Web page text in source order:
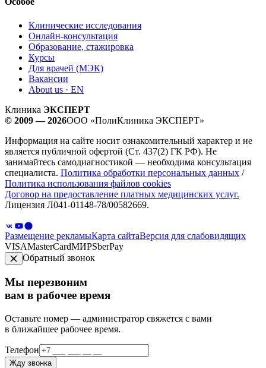
Клинические исследования
Онлайн-консультация
Образование, стажировка
Курсы
Для врачей (МЭК)
Вакансии
About us · EN
Клиника ЭКСПЕРТ
© 2009 — 2026ООО «ПолиКлиника ЭКСПЕРТ»
Информация на сайте носит ознакомительный характер и не
является публичной офертой (Ст. 437(2) ГК РФ). Не
занимайтесь самодиагностикой — необходима консультация
специалиста. Политика обработки персональных данных /
Политика использования файлов cookies
Договор на предоставление платных медицинских услуг.
Лицензия Л041-01148-78/00582669.
Размещение рекламыКарта сайтаВерсия для слабовидящих
VISAMasterCardМИРSberPay
Обратный звонок
Мы перезвоним
вам в рабочее время
Оставьте номер — администратор свяжется с вами
в ближайшее рабочее время.
Телефон
Жду звонка